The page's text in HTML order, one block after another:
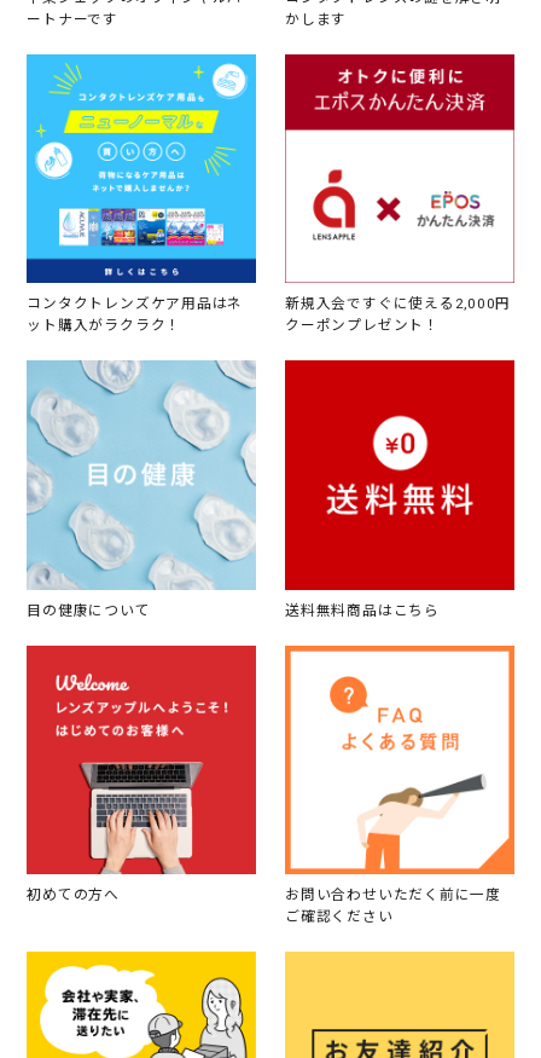
ートナーです
かします
コンタクトレンズケア用品はネ
ット購入がラクラク！
新規入会ですぐに使える2,000円
クーポンプレゼント！
目の健康について 送料無料商品はこちら
初めての方へ
お問い合わせいただく前に一度
ご確認ください